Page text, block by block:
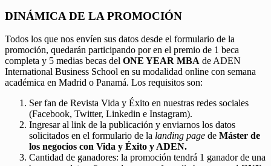
DINÁMICA DE LA PROMOCIÓN
Todos los que nos envíen sus datos desde el formulario de la
promoción, quedarán participando por en el premio de 1 beca
completa y 5 medias becas del ONE YEAR MBA de ADEN
International Business School en su modalidad online con semana
académica en Madrid o Panamá. Los requisitos son:
Ser fan de Revista Vida y Éxito en nuestras redes sociales
(Facebook, Twitter, Linkedin e Instagram).
Ingresar al link de la publicación y enviarnos los datos
solicitados en el formulario de la landing page de Máster de
los negocios con Vida y Éxito y ADEN.
Cantidad de ganadores: la promoción tendrá 1 ganador de una